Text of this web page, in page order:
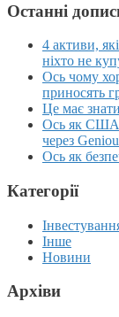
Останні
4 активи,
ніхто не
Ось чому
приносять
Це має
Ось як США
через
Ось як
Категорії
Інше
Новини
Архіви